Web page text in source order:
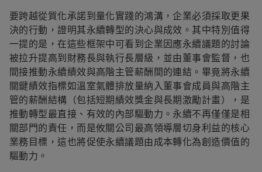
要跨越從質化承諾到量化實踐的鴻溝，企業必須採取更果
決的行動，證明其永續轉型的決心與成效。其中特別值得
一提的是，在這些框架中可看到企業因應永續議題的討論
被拉升提高到財務長與執行長層級，並由董事會監督，也
間接推動永續績效與高階主管薪酬間的連結。畢竟將永續
關鍵績效指標如溫室氣體排放量納入董事會成員與高階主
管的薪酬結構（包括短期績效獎金與長期激勵計畫），是
推動轉型最直接、有效的內部驅動力。永續不再僅僅是相
關部門的責任，而是攸關公司最高領導層切身利益的核心
業務目標，這也將促使永續議題由成本轉化為創造價值的
驅動力。